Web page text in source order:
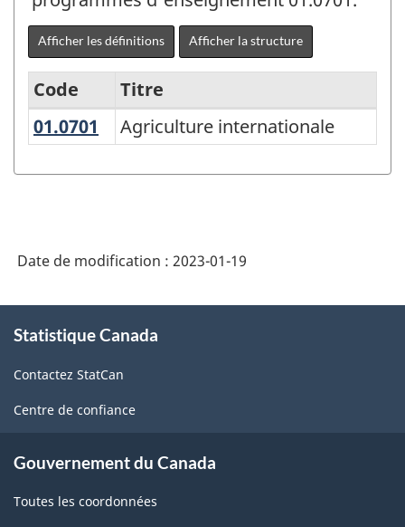
Afficher les définitions Afficher la structure
Variante
des
d'enseignement
(CPE)
Canada
2021
1.0
Code
Titre
01.0701
Agriculture internationale
Agriculture internationale
Date de modification : 2023-01-19
propos
ce
site
Statistique Canada
Contactez StatCan
Centre de confiance
Gouvernement du Canada
Toutes les coordonnées